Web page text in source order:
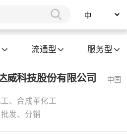
流通型 服务型
威科技股份有限公司 中国
、合成革化工
发、分销